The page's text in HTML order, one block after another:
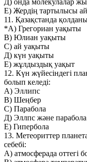
Д) онда молекулалар
Е) Жердің тартылысы
11. Қазақстанда
*А) Грегориан уақыты
В) Юлиан уақыты
С) ай уақыты
Д) күн уақыты
Е) жұлдыздық уақыт
12. Күн жүйесіндегі
болып келеді:
А) Эллипс
В) Шеңбер
С) Парабола
Д) Эллпс және парабола
Е) Гипербола
13. Метеориттер
себебі:
А) атмосферада оттегі